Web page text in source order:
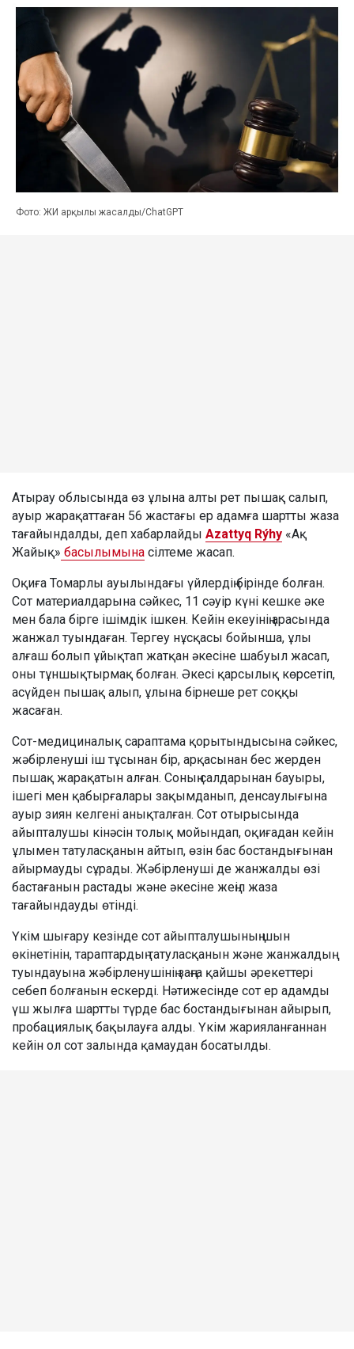
Фото: ЖИ арқылы жасалды/ChatGPT
Атырау облысында өз ұлына алты рет пышақ салып,
ауыр жарақаттаған 56 жастағы ер адамға шартты жаза
тағайындалды, деп хабарлайды Azattyq Rýhy «Ақ
Жайық» басылымына сілтеме жасап.
Оқиға Томарлы ауылындағы үйлердің бірінде болған.
Сот материалдарына сәйкес, 11 сәуір күні кешке әке
мен бала бірге ішімдік ішкен. Кейін екеуінің арасында
жанжал туындаған. Тергеу нұсқасы бойынша, ұлы
алғаш болып ұйықтап жатқан әкесіне шабуыл жасап,
оны тұншықтырмақ болған. Әкесі қарсылық көрсетіп,
асүйден пышақ алып, ұлына бірнеше рет соққы
жасаған.
Сот-медициналық сараптама қорытындысына сәйкес,
жәбірленуші іш тұсынан бір, арқасынан бес жерден
пышақ жарақатын алған. Соның салдарынан бауыры,
ішегі мен қабырғалары зақымданып, денсаулығына
ауыр зиян келгені анықталған. Сот отырысында
айыпталушы кінәсін толық мойындап, оқиғадан кейін
ұлымен татуласқанын айтып, өзін бас бостандығынан
айырмауды сұрады. Жәбірленуші де жанжалды өзі
бастағанын растады және әкесіне жеңіл жаза
тағайындауды өтінді.
Үкім шығару кезінде сот айыпталушының шын
өкінетінін, тараптардың татуласқанын және жанжалдың
туындауына жәбірленушінің заңға қайшы әрекеттері
себеп болғанын ескерді. Нәтижесінде сот ер адамды
үш жылға шартты түрде бас бостандығынан айырып,
пробациялық бақылауға алды. Үкім жарияланғаннан
кейін ол сот залында қамаудан босатылды.